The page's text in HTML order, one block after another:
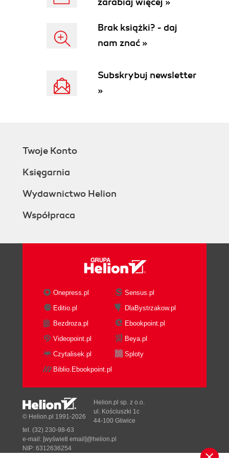
Brak książki? - daj
nam znać »
Subskrybuj newsletter
»
Twoje Konto
Księgarnia
Wydawnictwo Helion
Współpraca
Onepress.pl
Sensus.pl
Editio.pl
DlaBystrzakow.pl
Bezdroza.pl
Ebookpoint.pl
Videopoint.pl
Beya.pl
Czytalisek.pl
Sploty
Biblio.Ebookpoint.pl
© Helion.pl 1991-2026
Helion.pl sp. z o.o.
ul. Kościuszki 1c
44-100 Gliwice
tel. (32) 230-98-63
e-mail: [wyświetl email]@helion.pl
NIP: 6312636254